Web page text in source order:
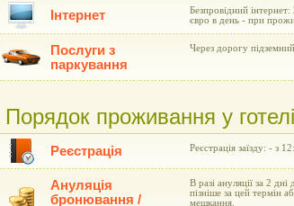
Інтернет
Безпровідний
євро в день - при
Послуги з
паркування
Через дорогу
Порядок проживання у
Реєстрація Реєстрація заїзду: - з
Ануляція
бронювання /
В разі ануляції за 2
пізніше за цей термін
мешкання.